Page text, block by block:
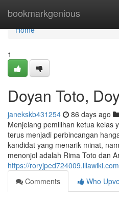
bookmarkgenious
Home
Home
1
Doyan Toto,
janekskb431254 86 days ago
Menjelang pemilihan ketua kelas
terus menjadi perbincangan
kandidat yang menarik minat,
menonjol adalah Rima Toto dan
https://
Comments
Who